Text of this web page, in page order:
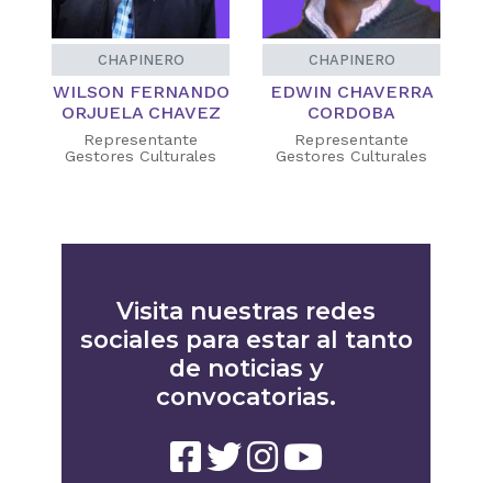
CHAPINERO
WILSON FERNANDO
ORJUELA CHAVEZ
Representante
Gestores Culturales
CHAPINERO
EDWIN CHAVERRA
CORDOBA
Representante
Gestores Culturales
Visita nuestras redes
sociales para estar al tanto
de noticias y
convocatorias.